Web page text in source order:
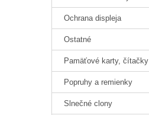
Ochrana displeja
Ostatné
Pamäťové karty, čítačky
Popruhy a remienky
Slnečné clony